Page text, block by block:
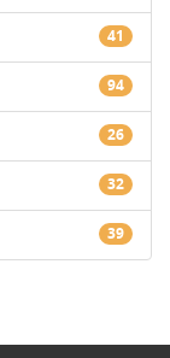
41
94
26
32
39